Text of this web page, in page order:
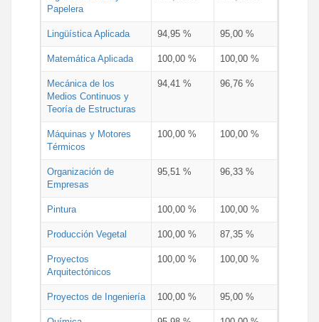
Papelera
Lingüística Aplicada 94,95 % 95,00 %
Matemática Aplicada 100,00 % 100,00 %
Mecánica de los
Medios Continuos y
Teoría de Estructuras
94,41 % 96,76 %
Máquinas y Motores
Térmicos
100,00 % 100,00 %
Organización de
Empresas
95,51 % 96,33 %
Pintura 100,00 % 100,00 %
Producción Vegetal 100,00 % 87,35 %
Proyectos
Arquitectónicos
100,00 % 100,00 %
Proyectos de Ingeniería 100,00 % 95,00 %